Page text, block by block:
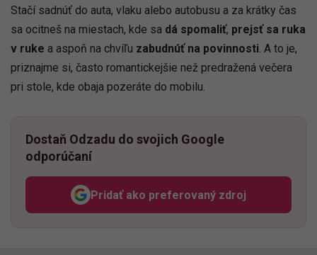
Stačí sadnúť do auta, vlaku alebo autobusu a za krátky čas
sa ocitneš na miestach, kde sa dá spomaliť, prejsť sa ruka
v ruke a aspoň na chvíľu zabudnúť na povinnosti. A to je,
priznajme si, často romantickejšie než predražená večera
pri stole, kde obaja pozeráte do mobilu.
Dostaň Odzadu do svojich Google
odporúčaní
Pridať ako preferovaný zdroj
Odzadu, odkaz sa otvorí v